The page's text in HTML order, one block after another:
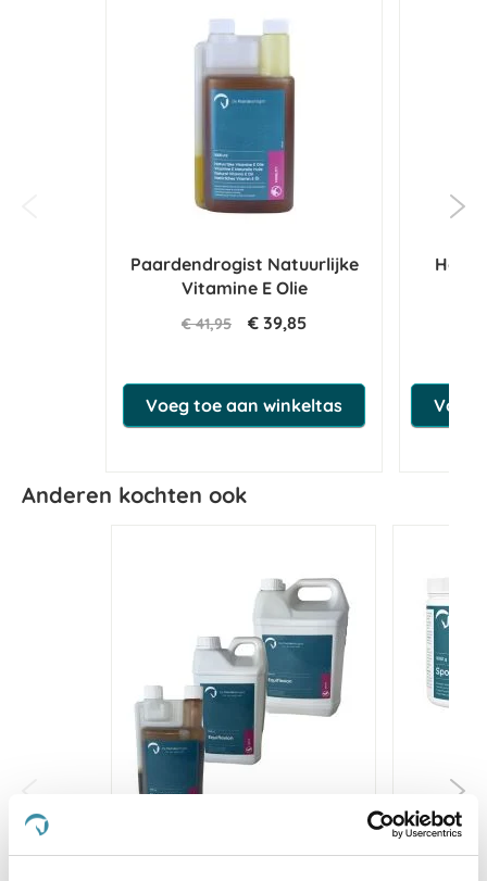
Paardendrogist Natuurlijke
Vitamine E Olie
€ 41,95 € 39,85
Voeg toe aan winkeltas Voeg
Anderen kochten ook